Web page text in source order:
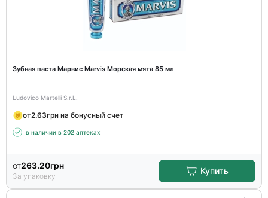
Зубная паста Марвис Marvis Морская мята 85 мл
Ludovico Martelli S.r.L.
от2.63грн на бонусный счет
в наличии в 202 аптеках
от263.20грн
За упаковку
Купить